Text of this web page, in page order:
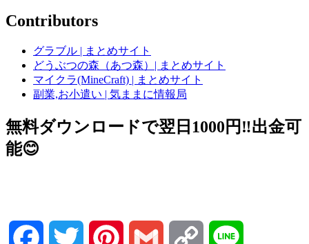
Contributors
グラブル | まとめサイト
どうぶつの森（あつ森）| まとめサイト
マイクラ(MineCraft) | まとめサイト
副業,お小遣い | 気ままに情報局
無料ダウンロードで翌日1000円‼️出金可
能😊
Facebook Twitter Pinterest Gmail Copy